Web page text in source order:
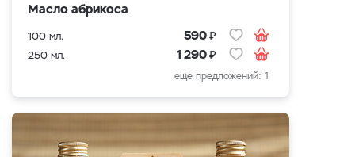
Масло абрикоса
100 мл. 590₽
250 мл. 1 290₽
еще предложений: 1